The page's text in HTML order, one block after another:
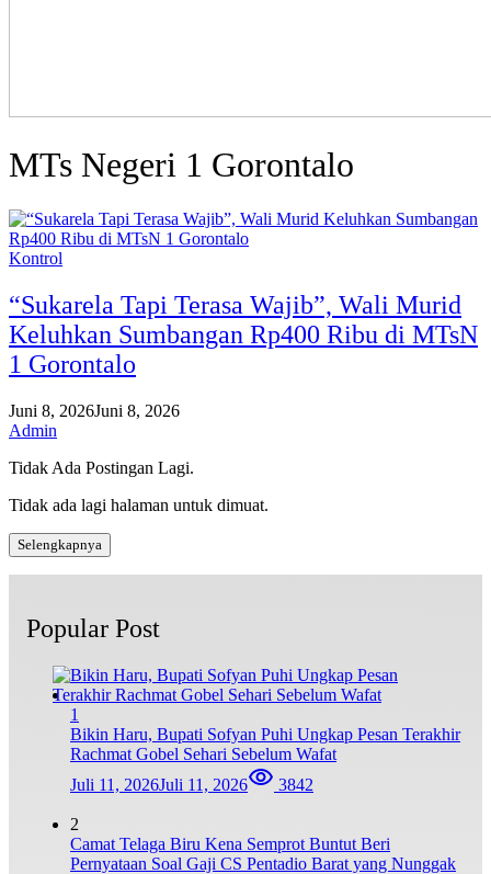
MTs Negeri 1 Gorontalo
Kontrol
“Sukarela Tapi Terasa Wajib”, Wali Murid
Keluhkan Sumbangan Rp400 Ribu di MTsN
1 Gorontalo
Juni 8, 2026Juni 8, 2026
Admin
Tidak Ada Postingan Lagi.
Tidak ada lagi halaman untuk dimuat.
Selengkapnya
Popular Post
1
Bikin Haru, Bupati Sofyan Puhi Ungkap Pesan Terakhir
Rachmat Gobel Sehari Sebelum Wafat
Juli 11, 2026Juli 11, 2026 3842
2
Camat Telaga Biru Kena Semprot Buntut Beri
Pernyataan Soal Gaji CS Pentadio Barat yang Nunggak